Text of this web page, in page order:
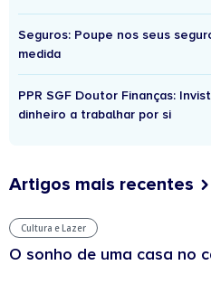
Seguros: Poupe nos seus
medida
PPR SGF Doutor Finanças:
dinheiro a trabalhar por si
Artigos mais recentes
Cultura e Lazer
O sonho de uma casa no